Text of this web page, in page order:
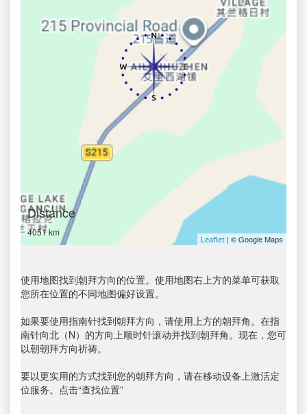
Distance
4051 km
Leaflet | © Google Maps
使用地图找到朝拜方向的位置。使用地图右上方的菜单可获取
您所在位置的不同地图偏好设置。
如果要使用指南针找到朝拜方向，请使用上方的朝拜角。在指
南针向北（N）的方向上顺时针滚动并找到朝拜角。现在，您可
以朝朝拜方向祈祷。
要以更实用的方式找到您的朝拜方向，请在移动设备上激活定
位服务。点击“查找位置”